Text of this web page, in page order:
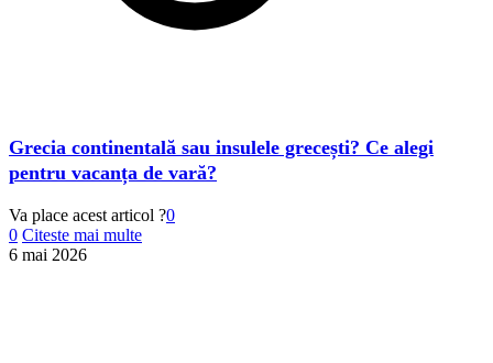
Grecia continentală sau insulele grecești? Ce alegi
pentru vacanța de vară?
Va place acest articol ?0
0 Citeste mai multe
6 mai 2026